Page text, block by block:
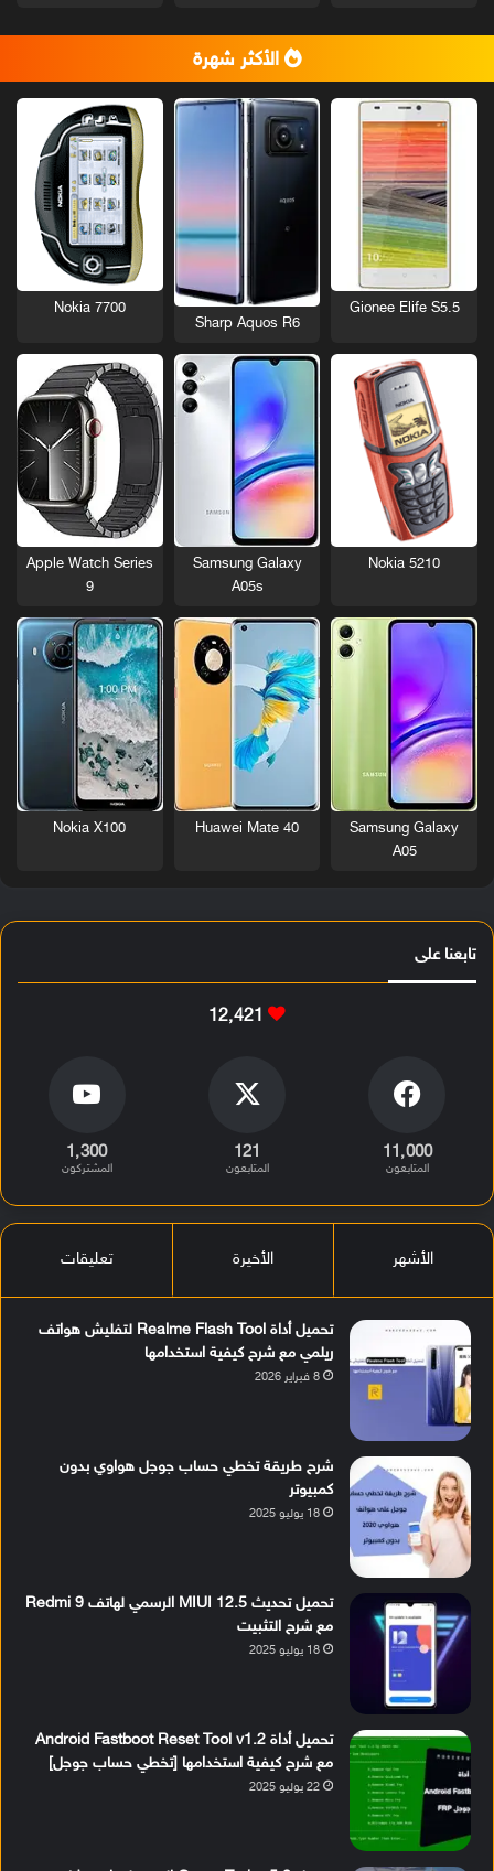
الأكثر شهرة
Gionee Elife S5.5
Sharp Aquos R6
Nokia 7700
Nokia 5210
Samsung Galaxy
A05s
Apple Watch Series
9
Samsung Galaxy
A05
Huawei Mate 40
Nokia X100
تابعنا على
12٬421
11٬000
المتابعون
121
المتابعون
1٬300
المشتركون
الأشهر الأخيرة تعليقات
تحميل أداة Realme Flash Tool لتفليش هواتف
ريلمي مع شرح كيفية استخدامها
8 فبراير 2026
شرح طريقة تخطي حساب جوجل هواوي بدون
كمبيوتر
18 يوليو 2025
تحميل تحديث MIUI 12.5 الرسمي لهاتف Redmi 9
مع شرح التثبيت
18 يوليو 2025
تحميل أداة Android Fastboot Reset Tool v1.2
مع شرح كيفية استخدامها [تخطي حساب جوجل]
22 يوليو 2025